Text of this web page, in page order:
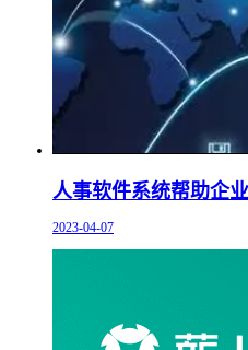
人事软件系统帮助企
2023-04-07